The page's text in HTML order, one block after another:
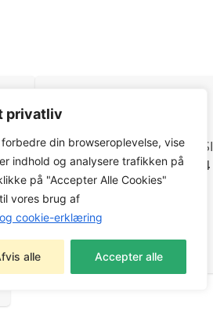
privatliv
din browseroplevelse, vise
indhold og analysere trafikken på
på "Accepter Alle Cookies"
vores brug af
cookie-erklæring
alle Accepter alle
Article net weight
Godkendt i henhold til ANSI
S3.19-1974 and S12.6-1984
Godkendt i henhold til EN
352-1
SNR
27 dB(A)